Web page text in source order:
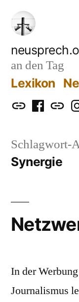
Zum
Inhalt
springen
an den Tag
Lexikon
MastodonFacebook
Schlagwort-
Synergie
In der
Journalismus